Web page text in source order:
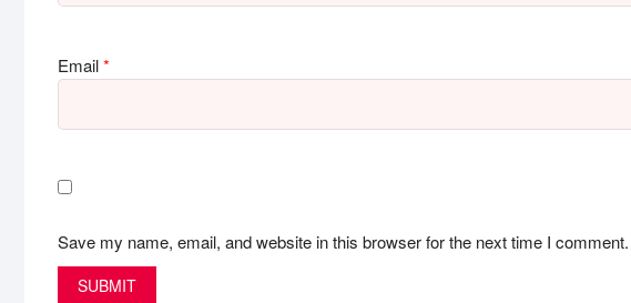
Email*
Save my name, email, and website in this browser for the next time I comment.